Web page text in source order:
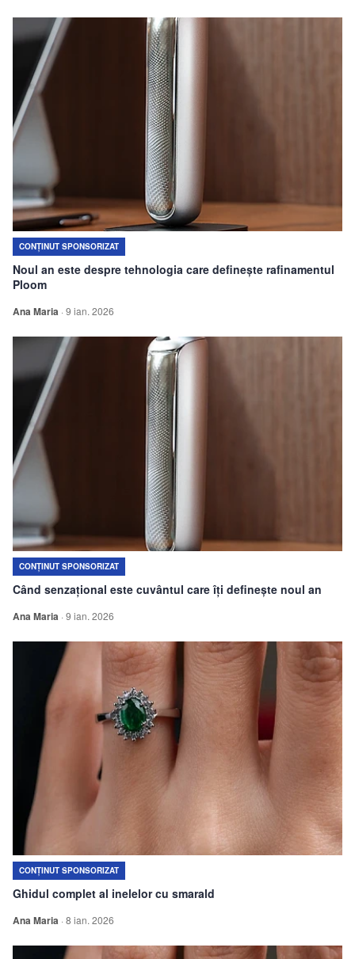
CONȚINUT SPONSORIZAT
Noul an este despre tehnologia care definește rafinamentul
Ploom
Ana Maria · 9 ian. 2026
CONȚINUT SPONSORIZAT
Când senzațional este cuvântul care îți definește noul an
Ana Maria · 9 ian. 2026
CONȚINUT SPONSORIZAT
Ghidul complet al inelelor cu smarald
Ana Maria · 8 ian. 2026